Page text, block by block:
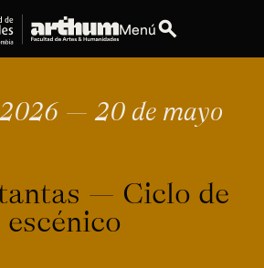
Menúsearch
expand_more
expand_more
2026 — 20 de mayo
— Ciclo de